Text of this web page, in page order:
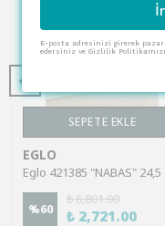
SEPETE EKLE
EGLO
%60
₺ 6,801.00
₺ 2,721.00
E-posta adresinizi girerek
edersiniz ve Gizlilik